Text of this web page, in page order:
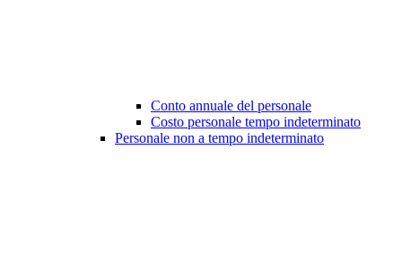
Conto annuale del personale
Costo personale tempo indeterminato
Personale non a tempo indeterminato